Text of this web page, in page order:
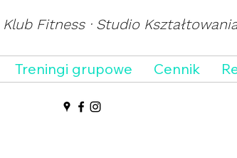
Fitness · Studio
Treningi grupowe Cennik